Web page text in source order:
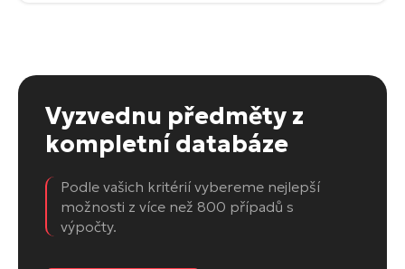
Vyzvednu předměty z
kompletní databáze
Podle vašich kritérií vybereme nejlepší
možnosti z více než 800 případů s
výpočty.